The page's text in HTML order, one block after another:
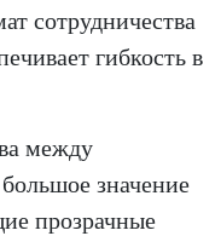
сотрудничества
гибкость в
между
значение
прозрачные